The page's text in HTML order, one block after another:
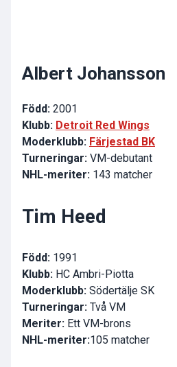
Albert Johansson
Född: 2001
Klubb: Detroit Red Wings
Moderklubb: Färjestad BK
Turneringar: VM-debutant
NHL-meriter: 143 matcher
Tim Heed
Född: 1991
Klubb: HC Ambri-Piotta
Moderklubb: Södertälje SK
Turneringar: Två VM
Meriter: Ett VM-brons
NHL-meriter:105 matcher